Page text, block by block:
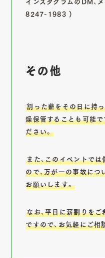
8247-1983)
その他
割った薪をその日に持
燥保管することも可能
ださい。
また、このイベントで
ので、万が一の事故に
お願いします。
なお、平日に薪割りを
ですので、お気軽にご相